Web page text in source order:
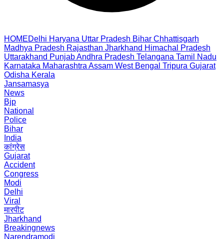
HOMEDelhi Haryana Uttar Pradesh Bihar Chhattisgarh
Madhya Pradesh Rajasthan Jharkhand Himachal Pradesh
Uttarakhand PunjabAndhra Pradesh Telangana Tamil Nadu
Karnataka Maharashtra Assam West Bengal Tripura Gujarat
Odisha Kerala
Jansamasya
News
Bjp
National
Police
Bihar
India
कांग्रेस
Gujarat
Accident
Congress
Modi
Delhi
Viral
मारपीट
Jharkhand
Breakingnews
Narendramodi